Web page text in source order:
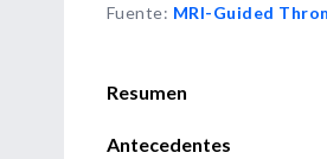
Fuente: MRI-Guided
Resumen
Antecedentes